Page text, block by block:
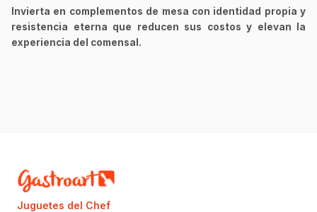
Invierta en complementos de mesa con identidad propia y
resistencia eterna que reducen sus costos y elevan la
experiencia del comensal.
Juguetes del Chef